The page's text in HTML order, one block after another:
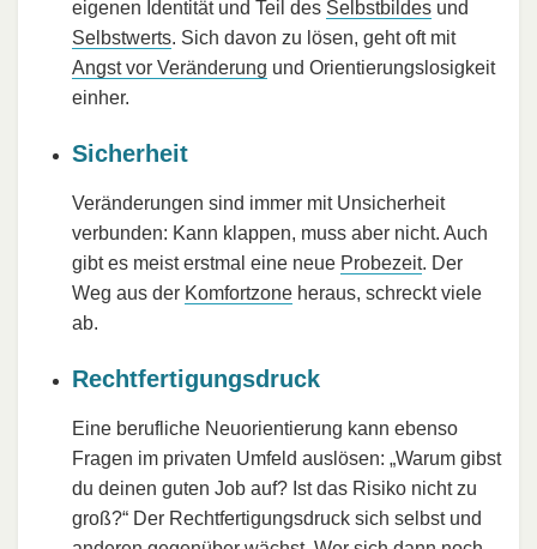
eigenen Identität und Teil des Selbstbildes und
Selbstwerts. Sich davon zu lösen, geht oft mit
Angst vor Veränderung und Orientierungslosigkeit
einher.
Sicherheit
Veränderungen sind immer mit Unsicherheit
verbunden: Kann klappen, muss aber nicht. Auch
gibt es meist erstmal eine neue Probezeit. Der
Weg aus der Komfortzone heraus, schreckt viele
ab.
Rechtfertigungsdruck
Eine berufliche Neuorientierung kann ebenso
Fragen im privaten Umfeld auslösen: „Warum gibst
du deinen guten Job auf? Ist das Risiko nicht zu
groß?“ Der Rechtfertigungsdruck sich selbst und